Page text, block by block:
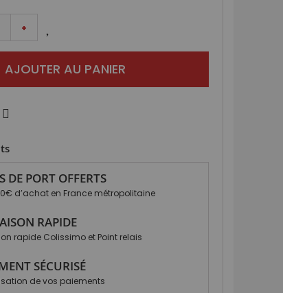
+
AJOUTER AU PANIER
DE PORT OFFERTS
d’achat en France métropolitaine
RAPIDE
rapide Colissimo et Point relais
SÉCURISÉ
de vos paiements